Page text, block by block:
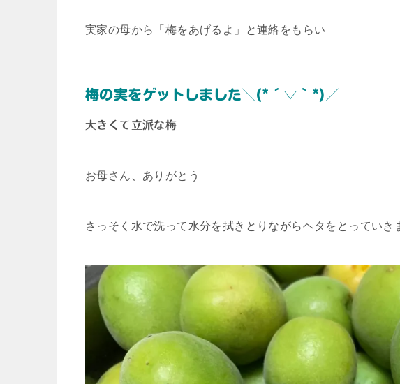
実家の母から「梅をあげるよ」と連絡をもらい
梅の実をゲットしました＼(*´▽｀*)／
大きくて立派な梅
お母さん、ありがとう
さっそく水で洗って水分を拭きとりながらヘタをとっていき